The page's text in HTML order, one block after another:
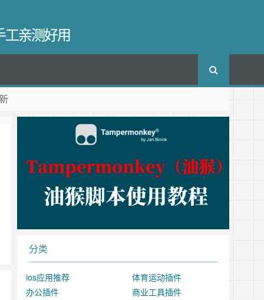
工亲测好用
分类
ios应用推荐
体育运动插件
办公插件
商业工具插件